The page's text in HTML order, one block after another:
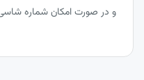
و در صورت امکان شماره شاسی را